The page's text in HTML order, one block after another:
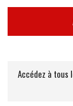
Accédez à tous